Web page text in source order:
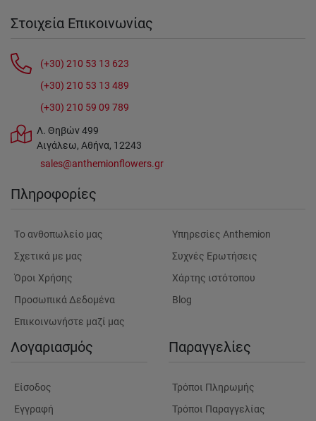
Στοιχεία Επικοινωνίας
(+30) 210 53 13 623
(+30) 210 53 13 489
(+30) 210 59 09 789
Λ. Θηβών 499
Αιγάλεω, Αθήνα, 12243
sales@anthemionflowers.gr
Πληροφορίες
Tο ανθοπωλείο μας
Σχετικά με μας
Όροι Χρήσης
Προσωπικά Δεδομένα
Επικοινωνήστε μαζί μας
Υπηρεσίες Anthemion
Συχνές Ερωτήσεις
Χάρτης ιστότοπου
Blog
Λογαριασμός
Είσοδος
Εγγραφή
Παραγγελίες
Τρόποι Πληρωμής
Τρόποι Παραγγελίας